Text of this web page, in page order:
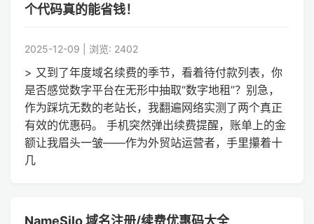
个代码真的能省钱！
2025-12-09 | 浏览: 2402
> 又到了年度域名续费的季节，看着待付款列表，你
是否感觉数字平台在无形中抽取“数字地租”？别急，
作为踩坑无数的老站长，我翻遍网络实测了两个真正
有效的优惠码。 手机突然弹出续费提醒，账单上的金
额让我眉头一皱——作为外贸站运营者，手里攥着十
几
NameSilo 域名注册/续费优惠码大全